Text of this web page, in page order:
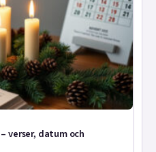
verser, datum och